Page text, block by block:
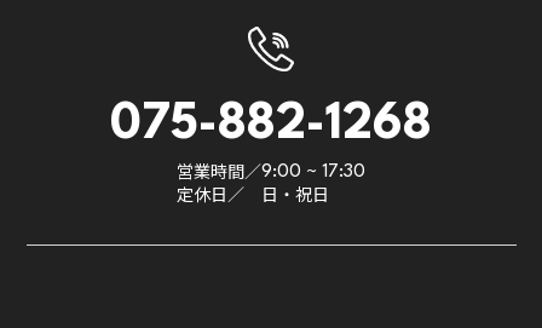
075-882-1268
営業時間／9:00 ~ 17:30
定休日／ 日・祝日